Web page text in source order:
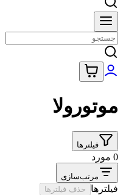
موتورولا
فیلترها
0 مورد
مرتب‌سازی
فیلترها حذف فیلترها